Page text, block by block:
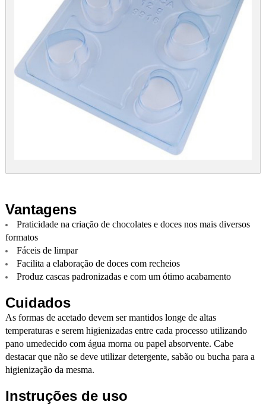
Vantagens
Praticidade na criação de chocolates e doces nos mais diversos
formatos
Fáceis de limpar
Facilita a elaboração de doces com recheios
Produz cascas padronizadas e com um ótimo acabamento
Cuidados
As formas de acetado devem ser mantidos longe de altas
temperaturas e serem higienizadas entre cada processo utilizando
pano umedecido com água morna ou papel absorvente. Cabe
destacar que não se deve utilizar detergente, sabão ou bucha para a
higienização da mesma.
Instruções de uso